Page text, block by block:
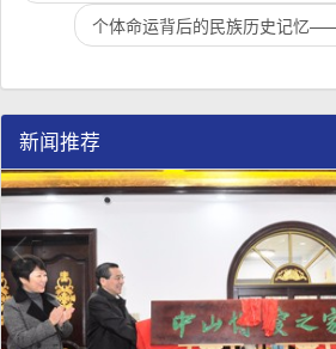
个体命运背后的民族历史记忆
新闻推荐